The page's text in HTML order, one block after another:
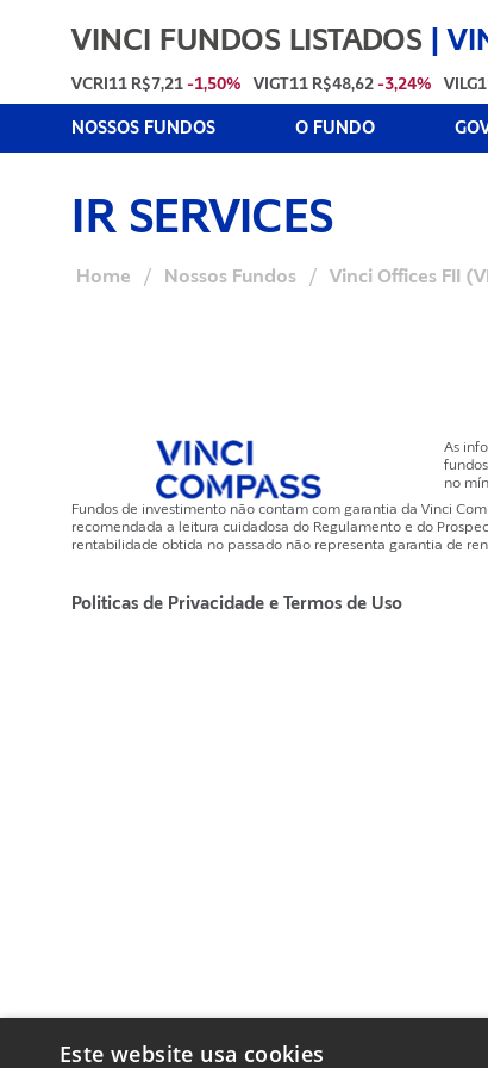
VINCI FUNDOS LISTADOS |
VCRI11 R$7,21 -1,50% VIGT11 R$48,62 -3,24%
NOSSOS FUNDOS O FUNDO
IR SERVICES
Home / Nossos Fundos / Vinci Offices FII
As
no
Fundos de investimento não contam com garantia da Vinci
recomendada a leitura cuidadosa do Regulamento e do
rentabilidade obtida no passado não representa garantia de
Politicas de Privacidade e Termos de Uso
Este website usa cookies